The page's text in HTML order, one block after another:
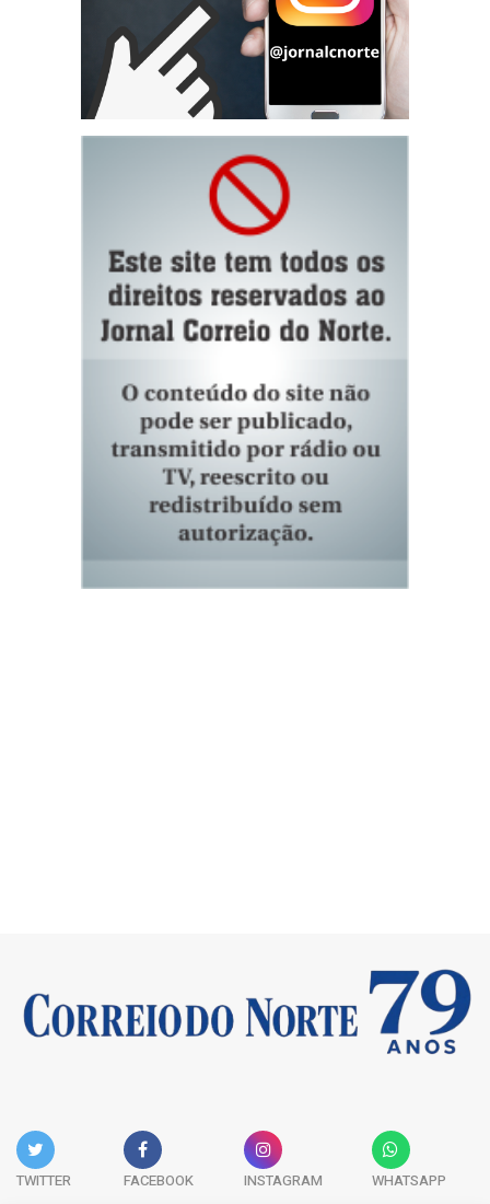
TWITTER FACEBOOK INSTAGRAM WHATSAPP